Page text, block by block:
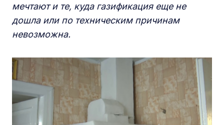
мечтают и те, куда газификация еще не
дошла или по техническим причинам
невозможна.